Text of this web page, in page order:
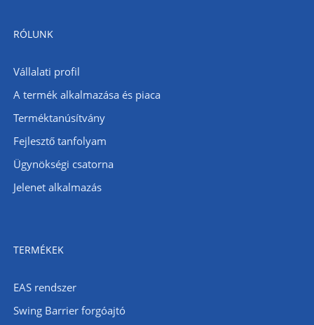
RÓLUNK
Vállalati profil
A termék alkalmazása és piaca
Terméktanúsítvány
Fejlesztő tanfolyam
Ügynökségi csatorna
Jelenet alkalmazás
TERMÉKEK
EAS rendszer
Swing Barrier forgóajtó